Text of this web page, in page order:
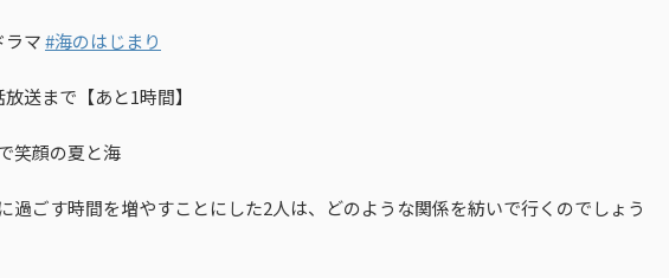
ラマ#海のはじまり
送まで【あと1時間】
笑顔の夏と海
過ごす時間を増やすことにした2人は、どのような関係を紡いで行くのでしょう